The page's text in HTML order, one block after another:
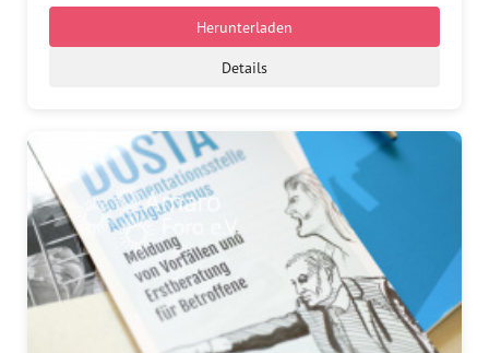
Herunterladen
Details